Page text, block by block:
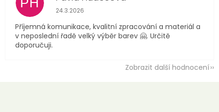
PH Hodnocení obchodu je 5 z 5 hvězdiček.
24.3.2026
Příjemná komunikace, kvalitní zpracování a materiál a
v neposlední řadě velký výběr barev 🤗. Určitě
doporučuji.
Zobrazit další hodnocení